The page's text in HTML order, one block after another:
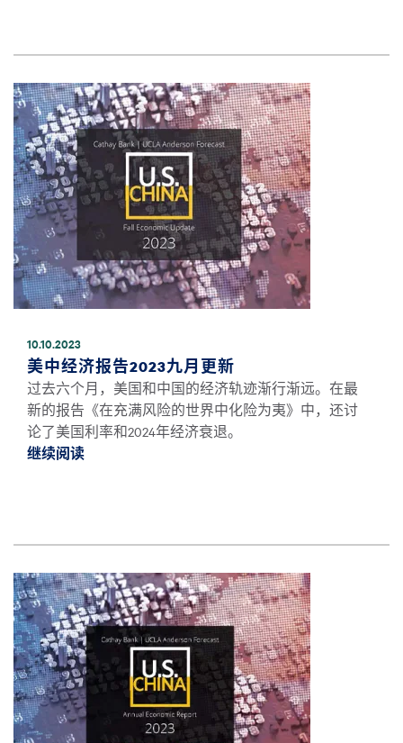
图像
10.10.2023
美中经济报告2023九月更新
过去六个月，美国和中国的经济轨迹渐行渐远。在最
新的报告《在充满风险的世界中化险为夷》中，还讨
论了美国利率和2024年经济衰退。
继续阅读继续阅读美中经济报告2023九月更新 *
图像